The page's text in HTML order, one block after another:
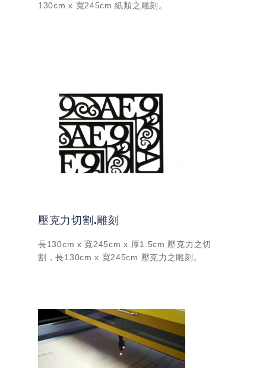
130cm x 寬245cm 紙類之雕刻。
壓克力切割.雕刻
長130cm x 寬245cm x 厚1.5cm 壓克力之切
割，長130cm x 寬245cm 壓克力之雕刻。